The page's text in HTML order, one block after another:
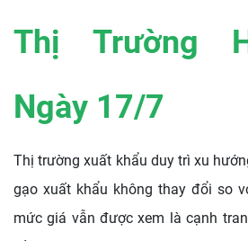
Thị Trường
Ngày 17/7
Thị trường xuất khẩu duy trì xu
gạo xuất khẩu không thay đổi so
mức giá vẫn được xem là cạnh